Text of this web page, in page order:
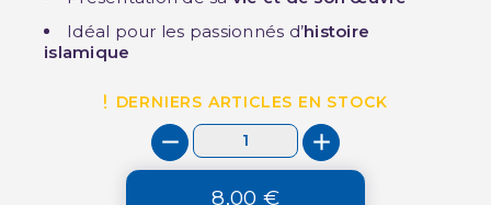
Idéal pour les passionnés d’histoire
islamique
DERNIERS ARTICLES EN STOCK
8,00 €